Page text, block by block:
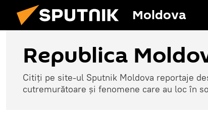
Moldova
Republica
Citiți pe site-ul Sputnik Moldova reportaje
cutremurătoare și fenomene care au loc în